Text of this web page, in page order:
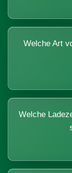
Welche Art
Welche